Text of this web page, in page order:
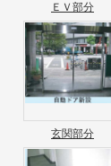
ＥＶ部分
玄関部分